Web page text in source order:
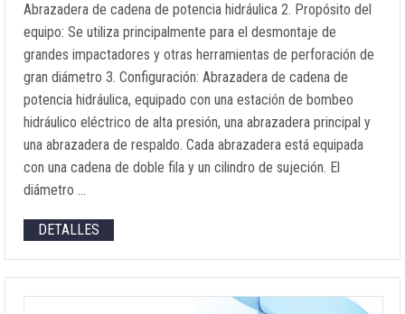
Abrazadera de cadena de potencia hidráulica 2. Propósito del
equipo: Se utiliza principalmente para el desmontaje de
grandes impactadores y otras herramientas de perforación de
gran diámetro 3. Configuración: Abrazadera de cadena de
potencia hidráulica, equipado con una estación de bombeo
hidráulico eléctrico de alta presión, una abrazadera principal y
una abrazadera de respaldo. Cada abrazadera está equipada
con una cadena de doble fila y un cilindro de sujeción. El
diámetro …
DETALLES